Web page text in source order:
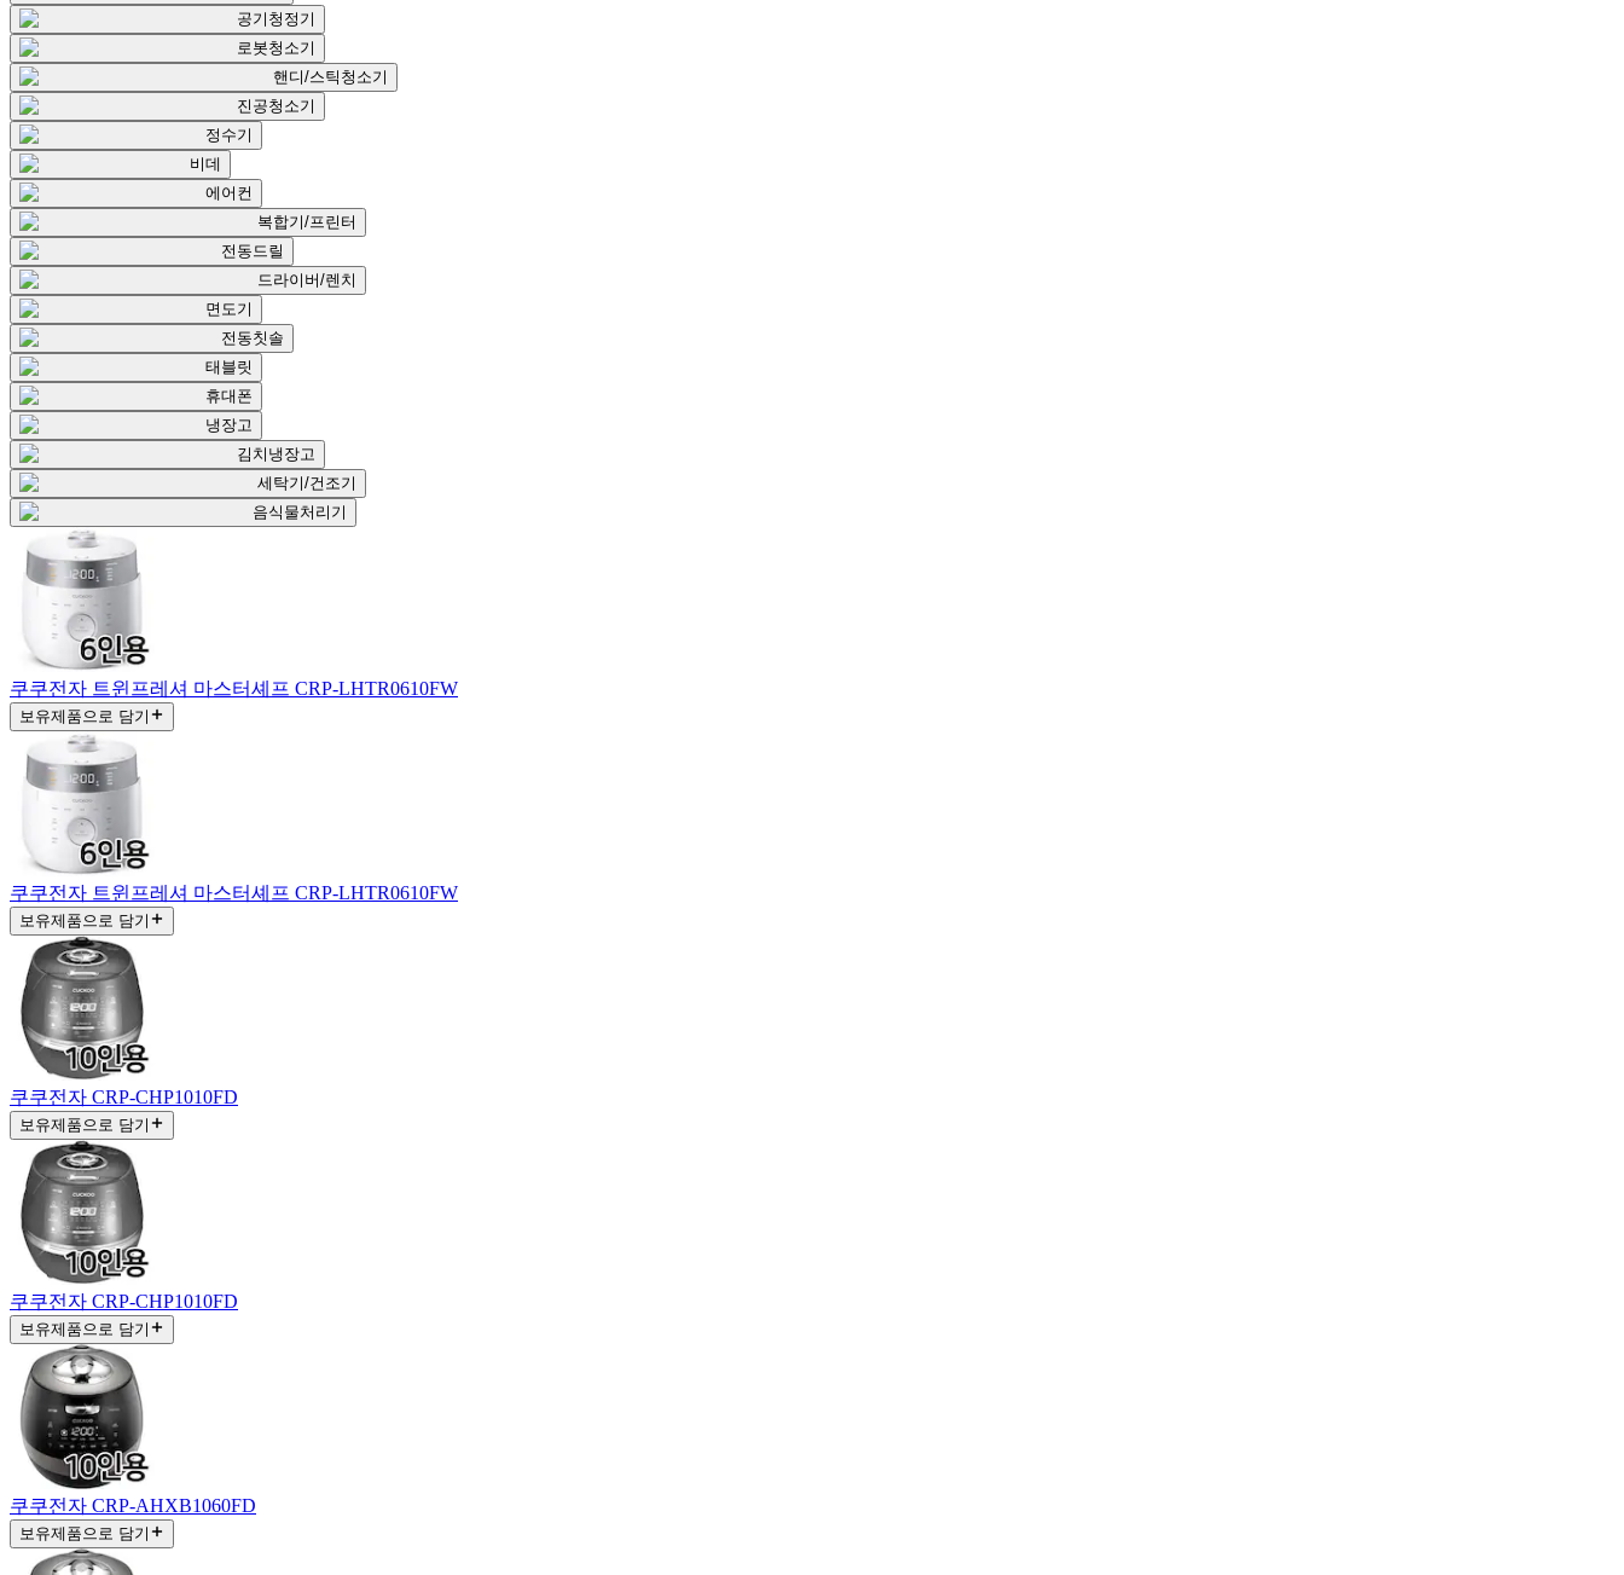
공기청정기
로봇청소기
핸디/스틱청소기
진공청소기
정수기
비데
에어컨
복합기/프린터
전동드릴
드라이버/렌치
면도기
전동칫솔
태블릿
휴대폰
냉장고
김치냉장고
세탁기/건조기
음식물처리기
쿠쿠전자 트윈프레셔 마스터셰프 CRP-LHTR0610FW
보유제품으로 담기
쿠쿠전자 트윈프레셔 마스터셰프 CRP-LHTR0610FW
보유제품으로 담기
쿠쿠전자 CRP-CHP1010FD
보유제품으로 담기
쿠쿠전자 CRP-CHP1010FD
보유제품으로 담기
쿠쿠전자 CRP-AHXB1060FD
보유제품으로 담기